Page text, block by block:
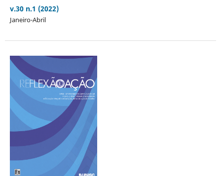
v.30 n.1 (2022)
Janeiro-Abril